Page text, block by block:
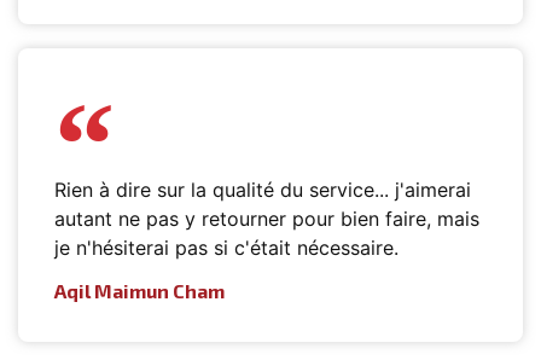
Rien à dire sur la qualité du service... j'aimerai
autant ne pas y retourner pour bien faire, mais
je n'hésiterai pas si c'était nécessaire.
Aqil Maimun Cham